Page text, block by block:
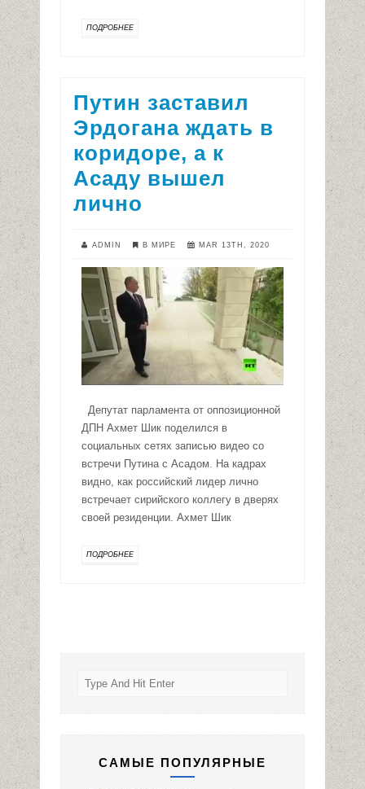
ПОДРОБНЕЕ
Путин заставил
Эрдогана ждать в
коридоре, а к
Асаду вышел
лично
ADMIN В МИРЕ MAR 13TH, 2020
Депутат парламента от оппозиционной
ДПН Ахмет Шик поделился в
социальных сетях записью видео со
встречи Путина с Асадом. На кадрах
видно, как российский лидер лично
встречает сирийского коллегу в дверях
своей резиденции. Ахмет Шик
ПОДРОБНЕЕ
САМЫЕ ПОПУЛЯРНЫЕ